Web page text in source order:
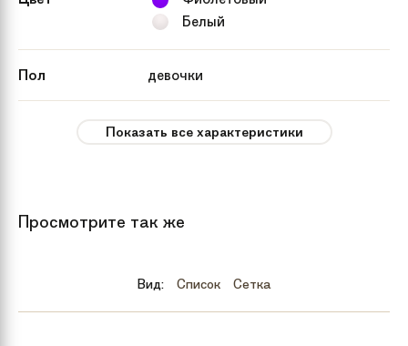
Белый
Пол девочки
Рекомендуемый
от 3 лет
Показать все характеристики
Просмотрите так же
Вид: Список Сетка